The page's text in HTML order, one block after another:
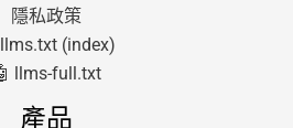
隱私政策
(index)
llms-full.txt
產品